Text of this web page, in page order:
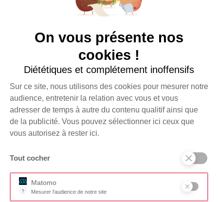
On vous présente nos
cookies !
Diététiques et complétement inoffensifs
Sur ce site, nous utilisons des cookies pour mesurer notre
audience, entretenir la relation avec vous et vous
adresser de temps à autre du contenu qualitif ainsi que
de la publicité. Vous pouvez sélectionner ici ceux que
vous autorisez à rester ici.
Tout cocher
?
Matomo
Mesurer l'audience de notre site
Outil analytique (alternative à Google Analytics) collectant des
RESSOURCES
Foire aux questions
Documents
Bâtiment Wikivillage
8 rue de Srebrenica
75020 Paris
+33 (0)1 44 84 40 99
SUIVEZ-NOUS SUR
Je m'inscris à la
newsletter
JE FAIS UN